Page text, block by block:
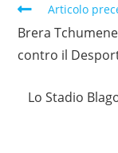
Articolo
Brera
contro il
Lo Stadio